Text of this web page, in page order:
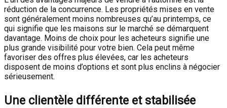
réduction de la concurrence. Les propriétés mises en vente
sont généralement moins nombreuses qu’au printemps, ce
qui signifie que les maisons sur le marché se démarquent
davantage. Moins de choix pour les acheteurs signifie une
plus grande visibilité pour votre bien. Cela peut même
favoriser des offres plus élevées, car les acheteurs
disposent de moins d’options et sont plus enclins à négocier
sérieusement.
Une clientèle différente et stabilisée